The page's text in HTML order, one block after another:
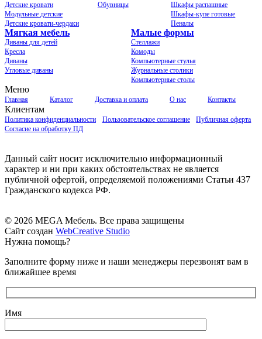
Детские кровати
Модульные детские
Детские кровати-чердаки
Обувницы
Шкафы распашные
Шкафы-купе готовые
Пеналы
Мягкая мебель
Диваны для детей
Кресла
Диваны
Угловые диваны
Малые формы
Стеллажи
Комоды
Компьютерные стулья
Журнальные столики
Компьютерные столы
Меню
Главная Каталог Доставка и оплата О нас Контакты
Клиентам
Политика конфиденциальности Пользовательское соглашение
Публичная оферта
Согласие на обработку ПД
Данный сайт носит исключительно информационный
характер и ни при каких обстоятельствах не является
публичной офертой, определяемой положениями Статьи 437
Гражданского кодекса РФ.
© 2026 MEGA Мебель. Все права защищены
Сайт создан WebCreative Studio
Нужна помощь?
Заполните форму ниже и наши менеджеры перезвонят вам в
ближайшее время
Имя